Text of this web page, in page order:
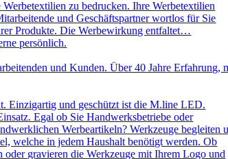
zu bedrucken. Ihre Werbetextilien
und Geschäftspartner wortlos für Sie
Produkte. Die Werbewirkung entfaltet…
persönlich.
und Kunden. Über 40 Jahre Erfahrung,
Einzigartig und geschützt ist die M.line LED.
Egal ob Sie Handwerksbetriebe oder
Werbeartikeln? Werkzeuge begleiten
welche in jedem Haushalt benötigt werden. Ob
oder gravieren die Werkzeuge mit Ihrem Logo und